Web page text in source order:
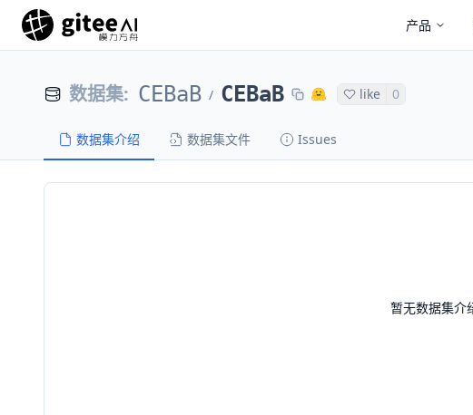
产品
数据集: CEBaB / CEBaB like 0
数据集介绍 数据集文件 Issues
暂无数据集介